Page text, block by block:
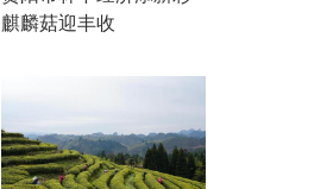
麒麟菇迎丰收